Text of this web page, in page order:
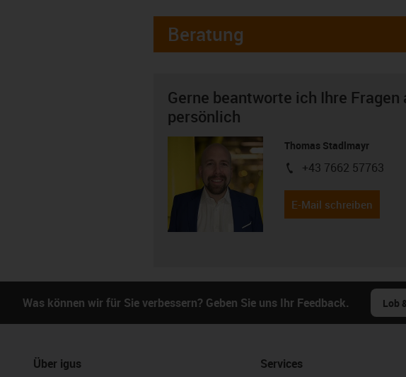
Beratung
Gerne beantworte ich Ihre Fragen
persönlich
Thomas Stadlmayr
igus-icon-phone
+43 7662 57763
E-Mail schreiben
Was können wir für Sie verbessern? Geben Sie uns Ihr Feedback. Lob
Über igus Services